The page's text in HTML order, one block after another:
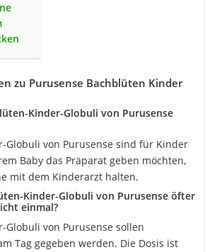
zu Purusense Bachblüten Kinder
Kinder-Globuli von Purusense
Globuli von Purusense sind für Kinder
Baby das Präparat geben möchten,
mit dem Kinderarzt halten.
Kinder-Globuli von Purusense öfter
einmal?
Globuli von Purusense sollen
Tag gegeben werden. Die Dosis ist